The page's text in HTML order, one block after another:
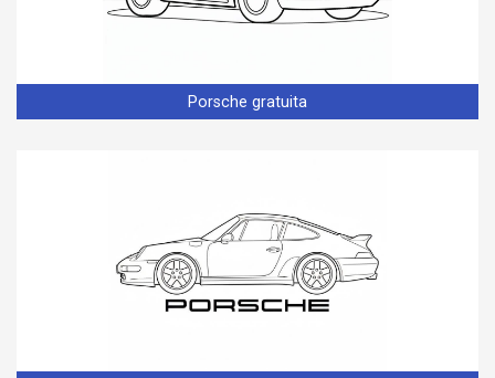
Porsche gratuita